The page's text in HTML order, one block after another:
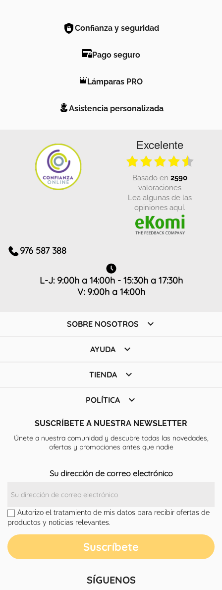
Confianza y seguridad
Pago seguro
Lámparas PRO
Asistencia personalizada
Excelente
basado en 2590
valoraciones
Lea algunas de las
opiniones aquí.
976 587 388
L-J: 9:00h a 14:00h - 15:30h a 17:30h
V: 9:00h a 14:00h
SOBRE NOSOTROS 
AYUDA 
TIENDA 
POLÍTICA 
SUSCRÍBETE A NUESTRA NEWSLETTER
Únete a nuestra comunidad y descubre todas las novedades,
ofertas y promociones antes que nadie
Su dirección de correo electrónico
Autorizo el tratamiento de mis datos para recibir ofertas de
productos y noticias relevantes.
SÍGUENOS